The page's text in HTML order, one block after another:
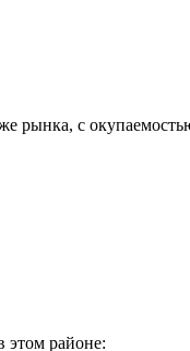
рынка, с
этом районе: